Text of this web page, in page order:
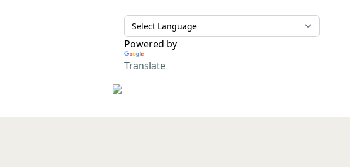
Powered by
Translate